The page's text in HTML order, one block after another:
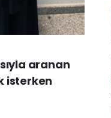
aranan
isterken